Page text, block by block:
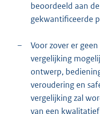
beoordeeld aan
gekwantificeerde
–
Voor zover er
vergelijking
ontwerp,
veroudering en
vergelijking zal
van een